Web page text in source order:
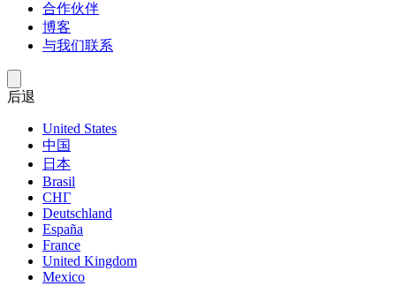
合作伙伴
博客
与我们联系
后退
United States
中国
日本
Brasil
СНГ
Deutschland
España
France
United Kingdom
Mexico